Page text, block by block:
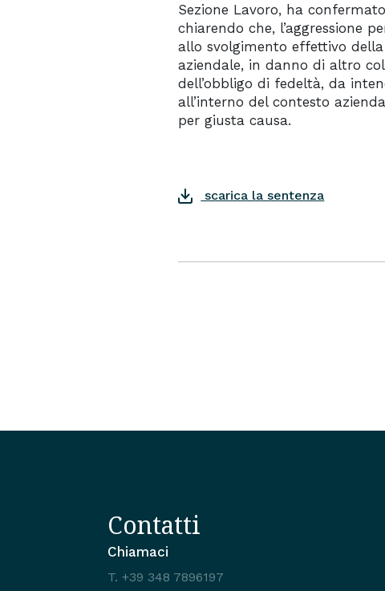
Sezione Lavoro, ha
chiarendo che, l’aggressione
allo svolgimento effettivo
aziendale, in danno di altro
dell’obbligo di fedeltà, da
all’interno del contesto
per giusta causa.
scarica la sentenza
Contatti
Chiamaci
T. +39 348 7896197